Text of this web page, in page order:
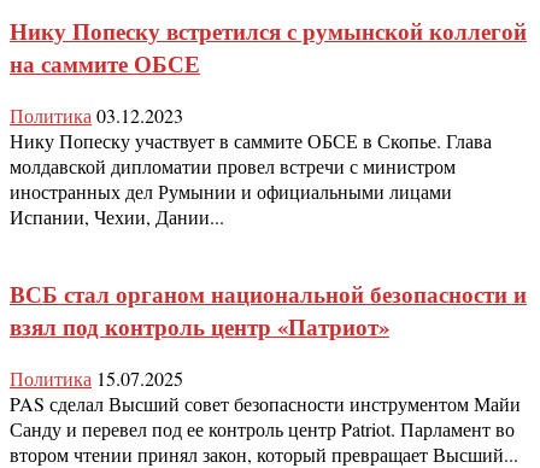
Нику Попеску встретился с румынской коллегой
на саммите ОБСЕ
Политика 03.12.2023
Нику Попеску участвует в саммите ОБСЕ в Скопье. Глава
молдавской дипломатии провел встречи с министром
иностранных дел Румынии и официальными лицами
Испании, Чехии, Дании...
ВСБ стал органом национальной безопасности и
взял под контроль центр «Патриот»
Политика 15.07.2025
PAS сделал Высший совет безопасности инструментом Майи
Санду и перевел под ее контроль центр Patriot. Парламент во
втором чтении принял закон, который превращает Высший...